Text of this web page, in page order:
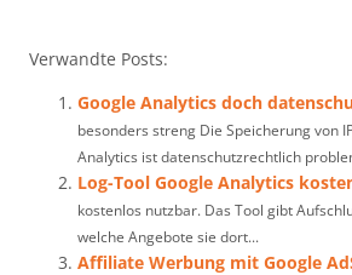
Verwandte Posts:
Google Analytics doch
besonders streng Die Speicherung von
Analytics ist datenschutzrechtlich
Log-Tool Google Analytics
kostenlos nutzbar. Das Tool gibt
welche Angebote sie dort...
Affiliate Werbung mit Google